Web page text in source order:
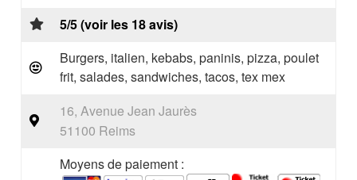
5/5 (voir les 18 avis)
Burgers, italien, kebabs, paninis, pizza, poulet
frit, salades, sandwiches, tacos, tex mex
16, Avenue Jean Jaurès
51100 Reims
Moyens de paiement :